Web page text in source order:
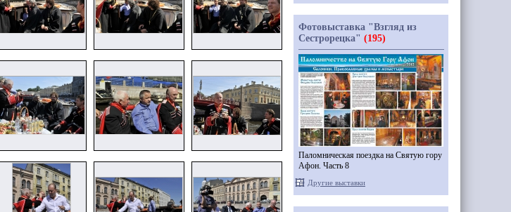
Фотовыставка "Взгляд из
Сестрорецка" (195)
Паломническая поездка на Святую гору
Афон. Часть 8
Другие выставки